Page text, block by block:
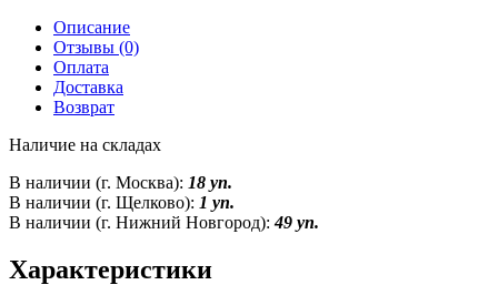
Описание
Отзывы (0)
Оплата
Доставка
Возврат
Наличие на складах
В наличии (г. Москва): 18 уп.
В наличии (г. Щелково): 1 уп.
В наличии (г. Нижний Новгород):49 уп.
Характеристики